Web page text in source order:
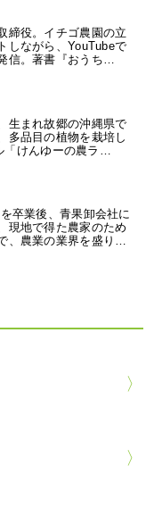
締役。イチゴ農園の立
しながら、YouTubeで
信。著書『おうち…
生まれ故郷の沖縄県で
多品目の植物を栽培し
けんゆーの農ラ…
卒業後、青果卸会社に
現地で得た農家のため
、農業の業界を盛り…